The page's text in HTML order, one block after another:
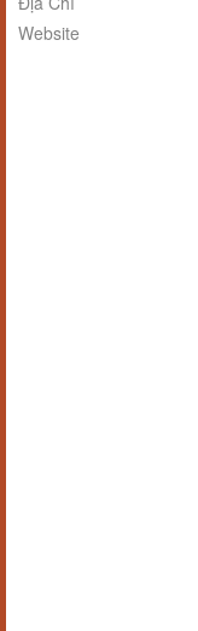
Website